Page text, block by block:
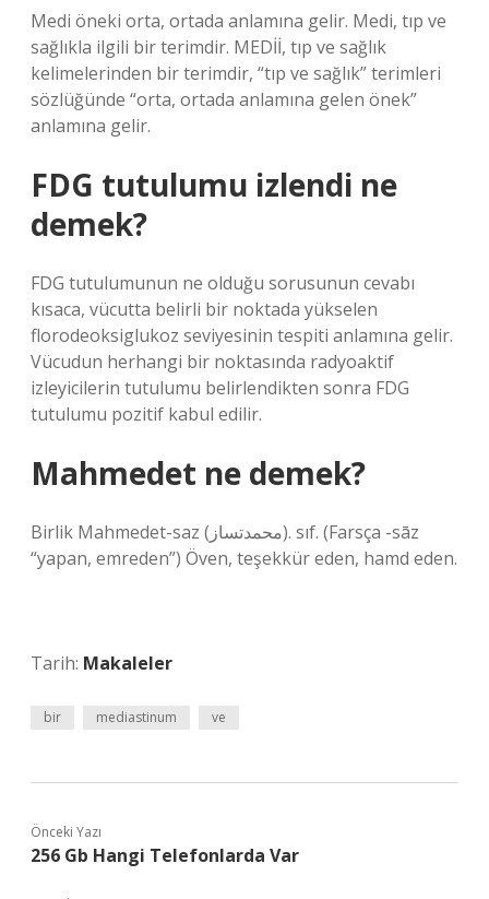
Medi öneki orta, ortada anlamına gelir. Medi, tıp ve
sağlıkla ilgili bir terimdir. MEDİİ, tıp ve sağlık
kelimelerinden bir terimdir, “tıp ve sağlık” terimleri
sözlüğünde “orta, ortada anlamına gelen önek”
anlamına gelir.
FDG tutulumu izlendi ne
demek?
FDG tutulumunun ne olduğu sorusunun cevabı
kısaca, vücutta belirli bir noktada yükselen
florodeoksiglukoz seviyesinin tespiti anlamına gelir.
Vücudun herhangi bir noktasında radyoaktif
izleyicilerin tutulumu belirlendikten sonra FDG
tutulumu pozitif kabul edilir.
Mahmedet ne demek?
Birlik Mahmedet-saz (ﻣﺤﻤﺪﺗﺴﺎﺯ). sıf. (Farsça -sāz
“yapan, emreden”) Öven, teşekkür eden, hamd eden.
Tarih: Makaleler
bir mediastinum ve
Önceki Yazı
256 Gb Hangi Telefonlarda Var